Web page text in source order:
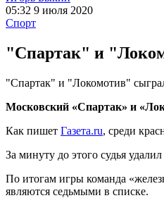
05:32 9 июля 2020
Спорт
"Спартак" и
"Спартак" и "Локомотив"
Московский «Спартак» и
Как пишет Газета.ru, среди
За минуту до этого судья
По итогам игры команда
являются седьмыми в списке.